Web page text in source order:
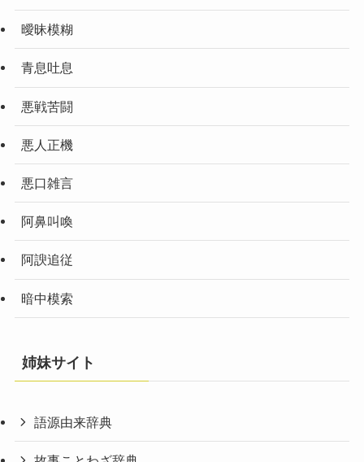
曖昧模糊
青息吐息
悪戦苦闘
悪人正機
悪口雑言
阿鼻叫喚
阿諛追従
暗中模索
姉妹サイト
語源由来辞典